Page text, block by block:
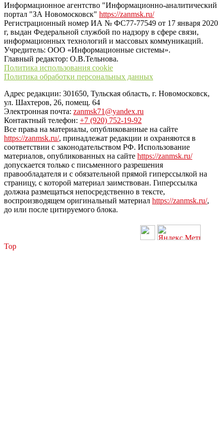
Информационное агентство "Информационно-аналитический
портал "ЗА Новомосковск" https://zanmsk.ru/
Регистрационный номер ИА № ФС77-77549 от 17 января 2020
г, выдан Федеральной службой по надзору в сфере связи,
информационных технологий и массовых коммуникаций.
Учредитель: ООО «Информационные системы».
Главный редактор: О.В.Тельнова.
Политика использования cookie
Политика обработки персональных данных
Адрес редакции: 301650, Тульская область, г. Новомосковск,
ул. Шахтеров, 26, помещ. 64
Электронная почта: zanmsk71@yandex.ru
Контактный телефон: +7 (920) 752-19-92
Все права на материалы, опубликованные на сайте
https://zanmsk.ru/, принадлежат редакции и охраняются в
соответствии с законодательством РФ. Использование
материалов, опубликованных на сайте https://zanmsk.ru/
допускается только с письменного разрешения
правообладателя и с обязательной прямой гиперссылкой на
страницу, с которой материал заимствован. Гиперссылка
должна размещаться непосредственно в тексте,
воспроизводящем оригинальный материал https://zanmsk.ru/,
до или после цитируемого блока.
Top